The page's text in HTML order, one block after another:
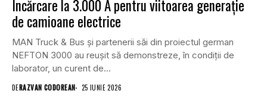
Încărcare la 3.000 A pentru viitoarea generație
de camioane electrice
MAN Truck & Bus și partenerii săi din proiectul german
NEFTON 3000 au reușit să demonstreze, în condiții de
laborator, un curent de...
DERAZVAN CODOREAN 25 IUNIE 2026